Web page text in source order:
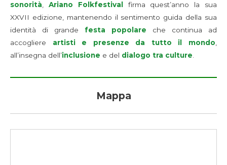
sonorità, Ariano Folkfestival
firma quest’anno la sua
XXVII edizione, mantenendo il sentimento guida della sua
identità di grande festa popolare che continua ad
accogliere artisti e presenze da tutto il mondo,
all’insegna dell’inclusione e del dialogo tra culture.
Mappa